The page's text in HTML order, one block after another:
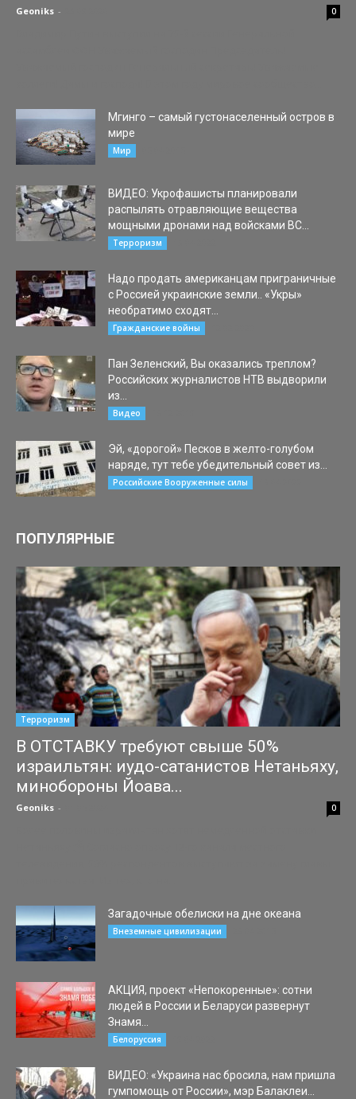
Geoniks - 0
Мгинго – самый густонаселенный остров в
мире
Мир
ВИДЕО: Укрофашисты планировали
распылять отравляющие вещества
мощными дронами над войсками ВС...
Терроризм
Надо продать американцам приграничные
с Россией украинские земли.. «Укры»
необратимо сходят...
Гражданские войны
Пан Зеленский, Вы оказались треплом?
Российских журналистов НТВ выдворили
из...
Видео
Эй, «дорогой» Песков в желто-голубом
наряде, тут тебе убедительный совет из...
Российские Вооруженные силы
ПОПУЛЯРНЫЕ
Терроризм
В ОТСТАВКУ требуют свыше 50%
израильтян: иудо-сатанистов Нетаньяху,
минобороны Йоава...
Geoniks - 0
Загадочные обелиски на дне океана
Внеземные цивилизации
АКЦИЯ, проект «Непокоренные»: сотни
людей в России и Беларуси развернут
Знамя...
Белоруссия
ВИДЕО: «Украина нас бросила, нам пришла
гумпомощь от России», мэр Балаклеи...